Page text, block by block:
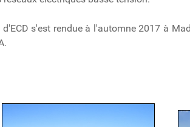
s'est rendue à l'automne 2017 à